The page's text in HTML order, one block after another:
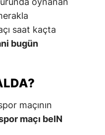
saat kaçta
bugün
maçının
maçı beIN